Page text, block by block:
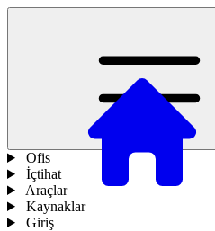
Ofis
İçtihat
Araçlar
Kaynaklar
Giriş